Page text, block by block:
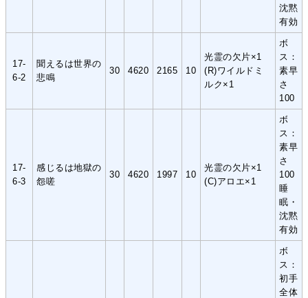
沈黙
有効
17-
6-2
聞えるは世界の
悲鳴
30 4620 2165 10
光霊の欠片×1
(R)ワイルドミ
ルク×1
ボ
ス：
素早
さ
100
17-
6-3
感じるは地獄の
怨嗟
30 4620 1997 10
光霊の欠片×1
(C)アロエ×1
ボ
ス：
素早
さ
100
睡
眠・
沈黙
有効
ボ
ス：
初手
全体